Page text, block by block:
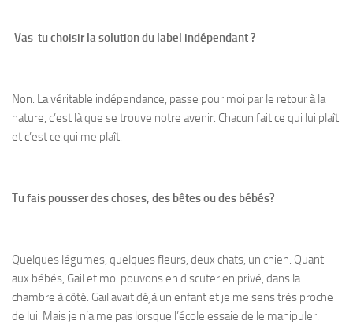
Vas-tu choisir la solution du label indépendant ?
Non. La véritable indépendance, passe pour moi par le retour à la
nature, c’est là que se trouve notre avenir. Chacun fait ce qui lui plaît
et c’est ce qui me plaît.
Tu fais pousser des choses, des bêtes ou des bébés?
Quelques légumes, quelques fleurs, deux chats, un chien. Quant
aux bébés, Gail et moi pouvons en discuter en privé, dans la
chambre à côté. Gail avait déjà un enfant et je me sens très proche
de lui. Mais je n’aime pas lorsque l’école essaie de le manipuler.